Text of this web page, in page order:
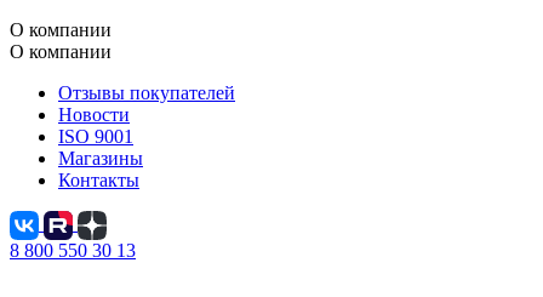
О компании
О компании
Отзывы покупателей
Новости
ISO 9001
Магазины
Контакты
8 800 550 30 13